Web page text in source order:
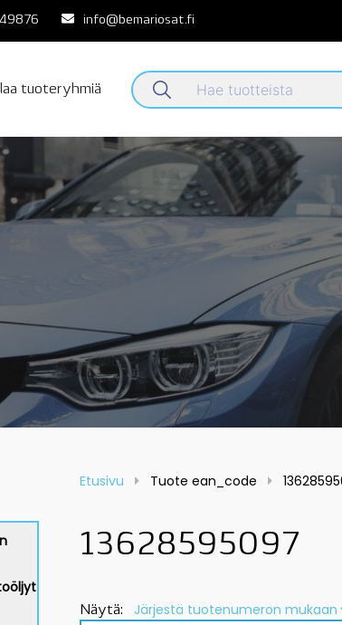
info@bemariosat.fi
tuoteryhmiä
Etusivu Tuote ean_code
13628595097
Näytä: